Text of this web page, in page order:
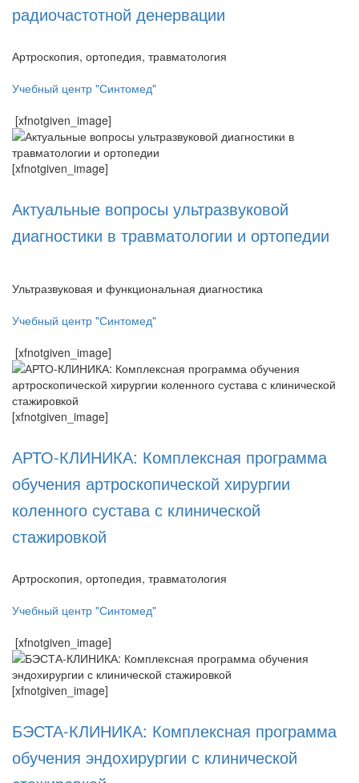
радиочастотной денервации
Артроскопия, ортопедия, травматология
Учебный центр "Синтомед"
[xfnotgiven_image]
[xfnotgiven_image]
Актуальные вопросы ультразвуковой
диагностики в травматологии и ортопедии
Ультразвуковая и функциональная диагностика
Учебный центр "Синтомед"
[xfnotgiven_image]
[xfnotgiven_image]
АРТО-КЛИНИКА: Комплексная программа
обучения артроскопической хирургии
коленного сустава с клинической
стажировкой
Артроскопия, ортопедия, травматология
Учебный центр "Синтомед"
[xfnotgiven_image]
[xfnotgiven_image]
БЭСТА-КЛИНИКА: Комплексная программа
обучения эндохирургии с клинической